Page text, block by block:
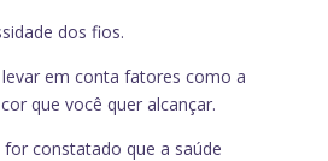
dos fios.
em conta fatores como a
que você quer alcançar.
for constatado que a saúde